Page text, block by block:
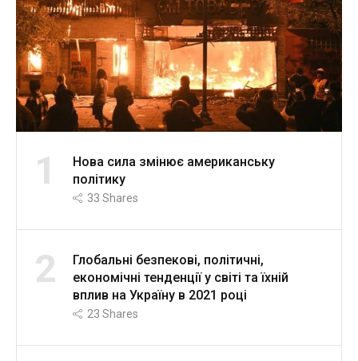
1
Нова сила змінює американську
політику
33 Shares
2
Глобальні безпекові, політичні,
економічні тенденції у світі та їхній
вплив на Україну в 2021 році
23 Shares